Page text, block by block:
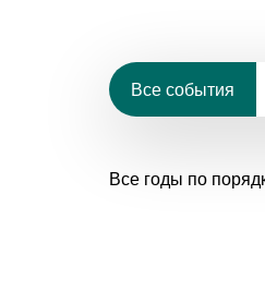
Все события
Все годы по